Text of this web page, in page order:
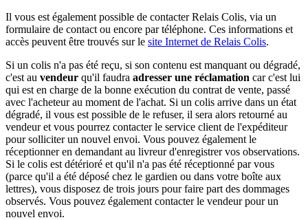
Il vous est également possible de contacter Relais Colis, via un
formulaire de contact ou encore par téléphone. Ces informations et
accès peuvent être trouvés sur le site Internet de Relais Colis.
Si un colis n'a pas été reçu, si son contenu est manquant ou dégradé,
c'est au vendeur qu'il faudra adresser une réclamation car c'est lui
qui est en charge de la bonne exécution du contrat de vente, passé
avec l'acheteur au moment de l'achat. Si un colis arrive dans un état
dégradé, il vous est possible de le refuser, il sera alors retourné au
vendeur et vous pourrez contacter le service client de l'expéditeur
pour solliciter un nouvel envoi. Vous pouvez également le
réceptionner en demandant au livreur d'enregistrer vos observations.
Si le colis est détérioré et qu'il n'a pas été réceptionné par vous
(parce qu'il a été déposé chez le gardien ou dans votre boîte aux
lettres), vous disposez de trois jours pour faire part des dommages
observés. Vous pouvez également contacter le vendeur pour un
nouvel envoi.